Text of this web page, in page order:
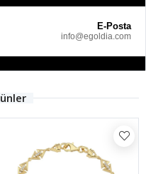
E-Posta
info@egoldia.com